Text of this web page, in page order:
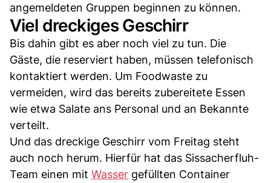
angemeldeten Gruppen beginnen zu können.
Viel dreckiges Geschirr
Bis dahin gibt es aber noch viel zu tun. Die
Gäste, die reserviert haben, müssen telefonisch
kontaktiert werden. Um Foodwaste zu
vermeiden, wird das bereits zubereitete Essen
wie etwa Salate ans Personal und an Bekannte
verteilt.
Und das dreckige Geschirr vom Freitag steht
auch noch herum. Hierfür hat das Sissacherfluh-
Team einen mit Wasser gefüllten Container